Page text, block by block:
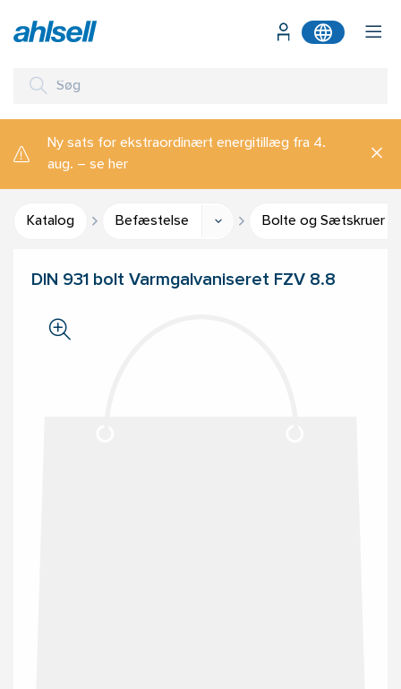
Ny sats for ekstraordinært energitillæg fra 4.
aug. – se her
Katalog Befæstelse Bolte og Sætskruer
DIN 931 bolt Varmgalvaniseret FZV 8.8